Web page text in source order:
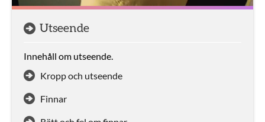
Utseende
Innehåll om utseende.
Kropp och utseende
Finnar